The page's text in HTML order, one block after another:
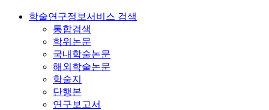
학술연구정보서비스 검색
통합검색
학위논문
국내학술논문
해외학술논문
학술지
단행본
연구보고서